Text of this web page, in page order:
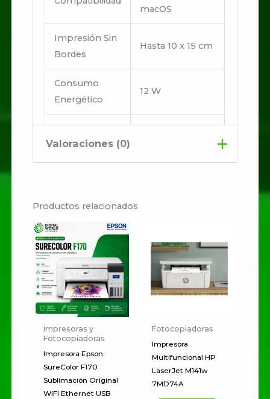
macOS
Impresión Sin
Bordes
Hasta 10 x 15 cm
Consumo
Energético
12 W
375 x 347 x 179
Valoraciones (0)
Sé el primero en valorar
“Impresora
Multifuncional Epson
EcoTank L3210 Sistema
de Tinta Continua
Original USB
C11CJ68301”
Tu dirección de correo
electrónico no será publicada.
Los campos obligatorios están
marcados con
Productos relacionados
Impresoras y
Fotocopiadoras
Impresora Epson
SureColor F170
Sublimación Original
WiFi Ethernet USB
Fotocopiadoras
Impresora
Multifuncional HP
LaserJet M141w
7MD74A